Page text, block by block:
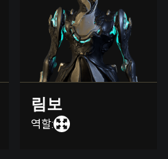
림보
역할: